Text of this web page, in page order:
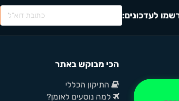
לעדכונים:
הכי מבוקש באתר
התיקון הכללי
למה נוסעים לאומן?